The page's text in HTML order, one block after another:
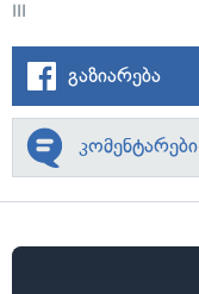
III
გაზიარება
კომენტარები